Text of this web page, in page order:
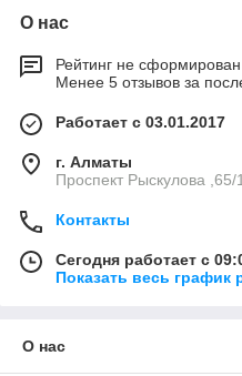
О нас
Рейтинг не сформирован
Менее 5 отзывов за
Работает с 03.01.2017
г. Алматы
Проспект Рыскулова
Контакты
Сегодня работает с
Показать весь график
О нас